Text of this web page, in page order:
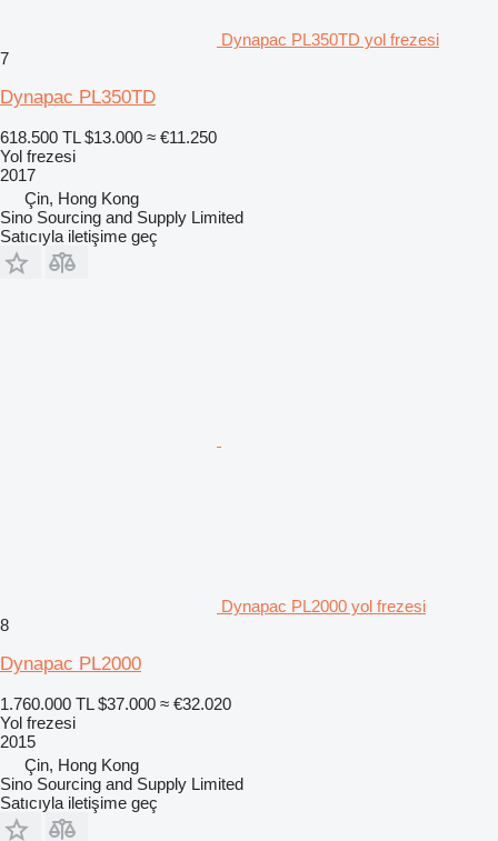
Dynapac PL350TD yol frezesi
7
Dynapac PL350TD
618.500 TL $13.000 ≈ €11.250
Yol frezesi
2017
Çin, Hong Kong
Sino Sourcing and Supply Limited
Satıcıyla iletişime geç
Dynapac PL2000 yol frezesi
8
Dynapac PL2000
1.760.000 TL $37.000 ≈ €32.020
Yol frezesi
2015
Çin, Hong Kong
Sino Sourcing and Supply Limited
Satıcıyla iletişime geç